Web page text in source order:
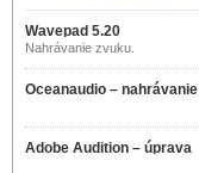
Wavepad 5.20
Nahrávanie zvuku.
Oceanaudio –
Adobe Audition – úprava